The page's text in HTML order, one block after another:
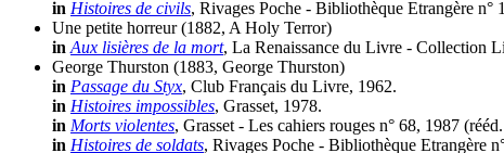
in Histoires de civils, Rivages Poche - Bibliothèque Etrangère n°
Une petite horreur (1882, A Holy Terror)
in Aux lisières de la mort, La Renaissance du Livre - Collection
George Thurston (1883, George Thurston)
in Passage du Styx, Club Français du Livre, 1962.
in Histoires impossibles, Grasset, 1978.
in Morts violentes, Grasset - Les cahiers rouges n° 68, 1987 (rééd.
in Histoires de soldats, Rivages Poche - Bibliothèque Etrangère